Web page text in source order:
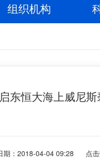
组织机构
东恒大海上威尼
期：2018-04-04 09:28 点